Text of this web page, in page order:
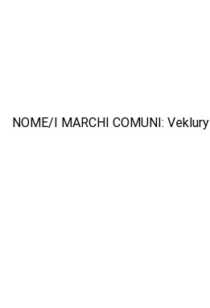
NOME/I MARCHI COMUNI: Veklury